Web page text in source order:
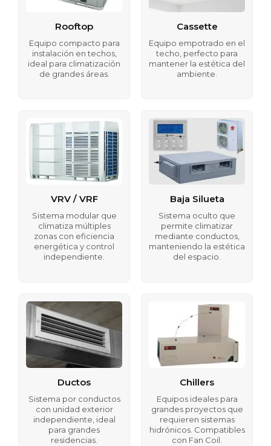
Rooftop
Equipo compacto para
instalación en techos,
ideal para climatización
de grandes áreas.
Cassette
Equipo empotrado en el
techo, perfecto para
mantener la estética del
ambiente.
VRV / VRF
Sistema modular que
climatiza múltiples
zonas con eficiencia
energética y control
independiente.
Baja Silueta
Sistema oculto que
permite climatizar
mediante conductos,
manteniendo la estética
del espacio.
Ductos
Sistema por conductos
con unidad exterior
independiente, ideal
para grandes
residencias.
Chillers
Equipos ideales para
grandes proyectos que
requieren sistemas
hidrónicos. Compatibles
con Fan Coil.